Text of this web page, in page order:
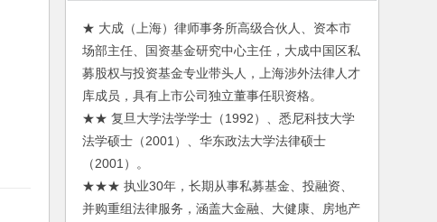
★ 大成（上海）律师事务所高级合伙人、资本市
场部主任、国资基金研究中心主任，大成中国区私
募股权与投资基金专业带头人，上海涉外法律人才
库成员，具有上市公司独立董事任职资格。
★★ 复旦大学法学学士（1992）、悉尼科技大学
法学硕士（2001）、华东政法大学法律硕士
（2001）。
★★★ 执业30年，长期从事私募基金、投融资、
并购重组法律服务，涵盖大金融、大健康、房地产